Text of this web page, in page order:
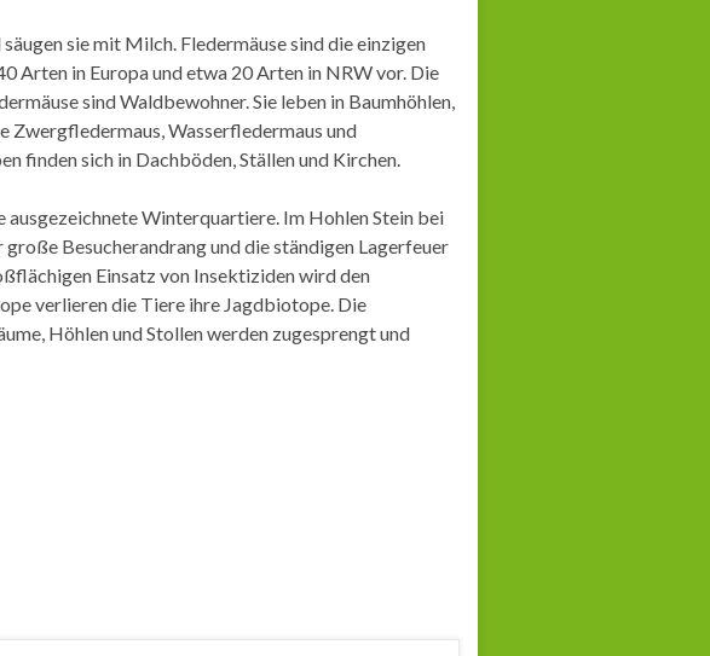
sie mit Milch. Fledermäuse sind die einzigen
Arten in Europa und etwa 20 Arten in NRW vor. Die
sind Waldbewohner. Sie leben in Baumhöhlen,
Zwergfledermaus, Wasserfledermaus und
finden sich in Dachböden, Ställen und Kirchen.
ausgezeichnete Winterquartiere. Im Hohlen Stein bei
Besucherandrang und die ständigen Lagerfeuer
Einsatz von Insektiziden wird den
verlieren die Tiere ihre Jagdbiotope. Die
Höhlen und Stollen werden zugesprengt und